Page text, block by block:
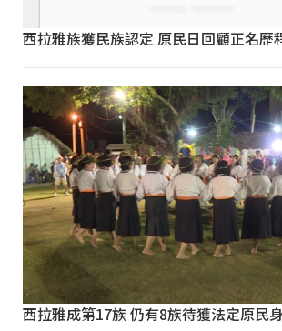
西拉雅族獲民族認定 原民日回顧正名歷
西拉雅成第17族 仍有8族待獲法定原民